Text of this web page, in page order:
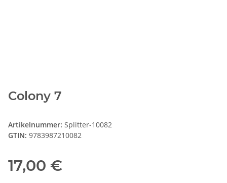
Colony 7
Artikelnummer: Splitter-10082
GTIN: 9783987210082
17,00 €